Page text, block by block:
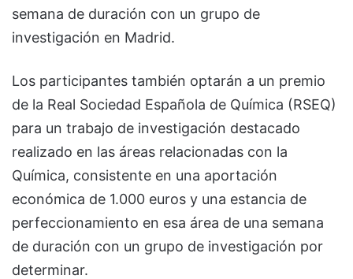
semana de duración con un grupo de
investigación en Madrid.
Los participantes también optarán a un premio
de la Real Sociedad Española de Química (RSEQ)
para un trabajo de investigación destacado
realizado en las áreas relacionadas con la
Química, consistente en una aportación
económica de 1.000 euros y una estancia de
perfeccionamiento en esa área de una semana
de duración con un grupo de investigación por
determinar.